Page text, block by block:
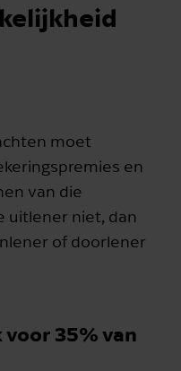
moet
en
van die
uitlener niet, dan
of doorlener
35% van